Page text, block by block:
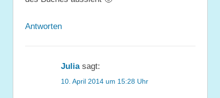
Antworten
Julia sagt:
10. April 2014 um 15:28 Uhr